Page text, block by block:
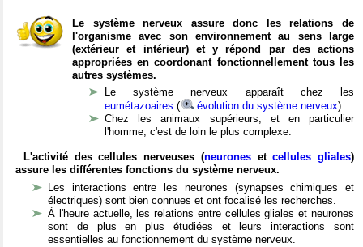
Le système nerveux assure donc les relations de
l'organisme avec son environnement au sens large
(extérieur et intérieur) et y répond par des actions
appropriées en coordonant fonctionnellement tous les
autres systèmes.
Le système nerveux apparaît chez les
eumétazoaires ( évolution du système nerveux).
Chez les animaux supérieurs, et en particulier
l'homme, c'est de loin le plus complexe.
L'activité des cellules nerveuses (neuronesetcellules gliales)
assure les différentes fonctions du système nerveux.
Les interactions entre les neurones (synapses chimiques et
électriques) sont bien connues et ont focalisé les recherches.
À l'heure actuelle, les relations entre cellules gliales et neurones
sont de plus en plus étudiées et leurs interactions sont
essentielles au fonctionnement du système nerveux.